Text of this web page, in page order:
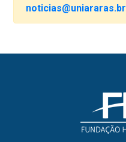
noticias@uniararas.br